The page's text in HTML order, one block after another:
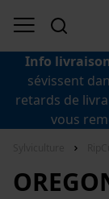
Info
sévissent
retards de
vous